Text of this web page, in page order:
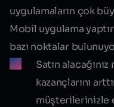
uygulamaların çok
Mobil uygulama
bazı noktalar
Satın
kazançlarını
müşterilerinizle